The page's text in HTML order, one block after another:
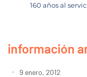
160 años al
información
9 enero, 2012